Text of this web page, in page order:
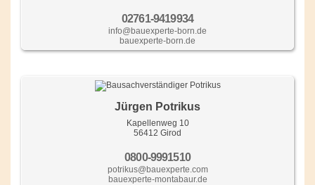
02761-9419934
info@bauexperte-born.de
bauexperte-born.de
Jürgen Potrikus
Kapellenweg 10
56412 Girod
0800-9991510
potrikus@bauexperte.com
bauexperte-montabaur.de